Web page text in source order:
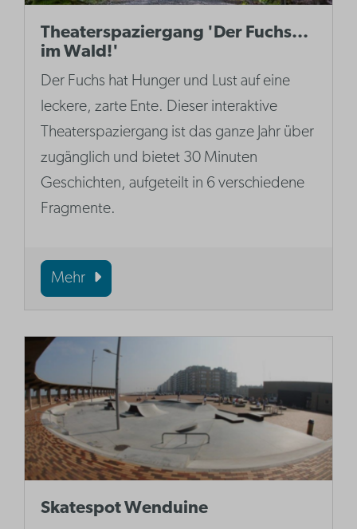
Theaterspaziergang 'Der Fuchs...
im Wald!'
Der Fuchs hat Hunger und Lust auf eine
leckere, zarte Ente. Dieser interaktive
Theaterspaziergang ist das ganze Jahr über
zugänglich und bietet 30 Minuten
Geschichten, aufgeteilt in 6 verschiedene
Fragmente.
Mehr
Skatespot Wenduine